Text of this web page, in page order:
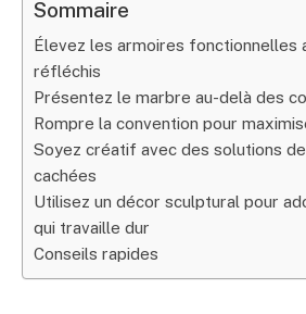
Sommaire
Élevez les armoires fonctionnelles
réfléchis
Présentez le marbre au-delà des
Rompre la convention pour
Soyez créatif avec des solutions
cachées
Utilisez un décor sculptural pour
qui travaille dur
Conseils rapides